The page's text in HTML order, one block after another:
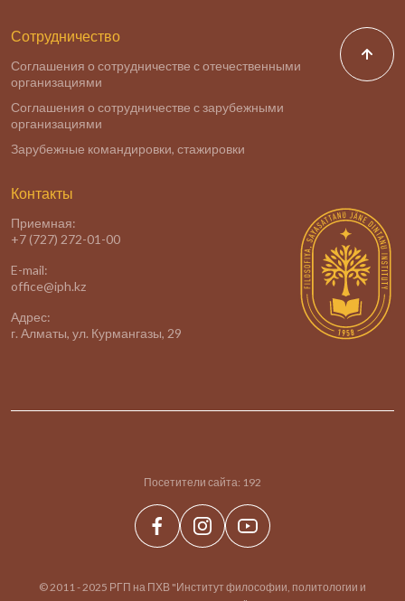
Сотрудничество
Соглашения о сотрудничестве с отечественными
организациями
Соглашения о сотрудничестве с зарубежными
организациями
Зарубежные командировки, стажировки
Контакты
Приемная:
+7 (727) 272-01-00
E-mail:
office@iph.kz
Адрес:
г. Алматы, ул. Курмангазы, 29
Посетители сайта: 192
© 2011 - 2025 РГП на ПХВ "Институт философии, политологии и